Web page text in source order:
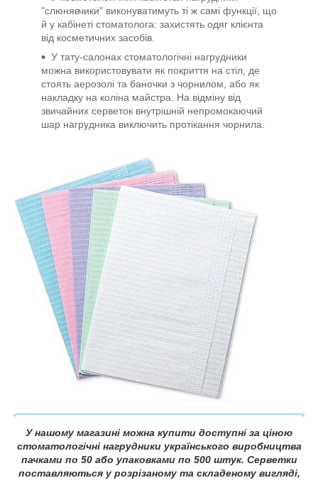
"слюнявчики" виконуватимуть ті ж самі функції, що
й у кабінеті стоматолога: захистять одяг клієнта
від косметичних засобів.
У тату-салонах стоматологічні нагрудники
можна використовувати як покриття на стіл, де
стоять аерозолі та баночки з чорнилом, або як
накладку на коліна майстра. На відміну від
звичайних серветок внутрішній непромокаючий
шар нагрудника виключить протікання чорнила.
У нашому магазині можна купити доступні за ціною
стоматологічні нагрудники українського виробництва
пачками по 50 або упаковками по 500 штук. Серветки
поставляються у розрізаному та складеному вигляді,